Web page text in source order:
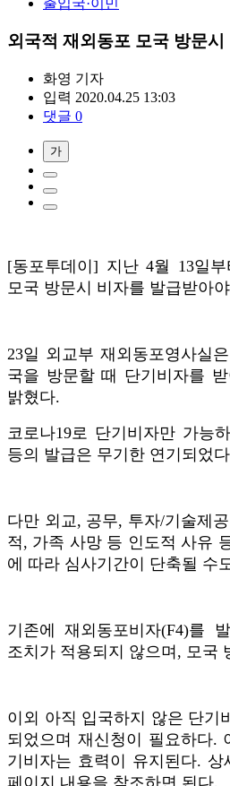
외국적 재외동포 모국 방문
화영 기자
입력 2020.04.25 13:03
댓글 0
가
[동포투데이] 지난 4월 13일
모국 방문시 비자를 발급받아
23일 외교부 재외동포영사실
국을 방문할 때 단기비자를
밝혔다.
코로나19로 단기비자만 가능
등의 발급은 무기한 연기되었
다만 외교, 공무, 투자/기술제
적, 가족 사망 등 인도적 사유
에 따라 심사기간이 단축될 수
기존에 재외동포비자(F4)를
조치가 적용되지 않으며, 모국
이외 아직 입국하지 않은 단기
되었으며 재신청이 필요하다.
기비자는 효력이 유지된다.